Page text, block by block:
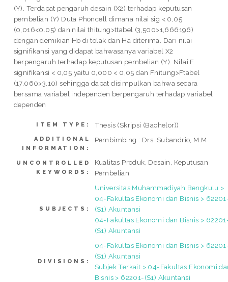
(Y). Terdapat pengaruh desain (X2) terhadap keputusan
pembelian (Y) Duta Phoncell dimana nilai sig < 0,05
(0,016<0.05) dan nilai thitung>ttabel (3,500>1,666196)
dengan demikian Ho di tolak dan Ha diterima. Dari nilai
signifikansi yang didapat bahwasanya variabel X2
berpengaruh terhadap keputusan pembelian (Y). Nilai F
signifikansi < 0,05 yaitu 0,000 < 0,05 dan Fhitung>Ftabel
(17,060>3.10) sehingga dapat disimpulkan bahwa secara
bersama variabel independen berpengaruh terhadap variabel
dependen
ITEM TYPE: Thesis (Skripsi (Bachelor))
ADDITIONAL
INFORMATION:
Pembimbing : Drs. Subandrio, M.M
UNCONTROLLED
KEYWORDS:
Kualitas Produk, Desain, Keputusan
Pembelian
SUBJECTS:
Universitas Muhammadiyah Bengkulu >
04-Fakultas Ekonomi dan Bisnis >
(S1) Akuntansi
04-Fakultas Ekonomi dan Bisnis >
(S1) Akuntansi
DIVISIONS:
04-Fakultas Ekonomi dan Bisnis >
(S1) Akuntansi
Subjek Terkait > 04-Fakultas Ekonomi
Bisnis > 62201-(S1) Akuntansi